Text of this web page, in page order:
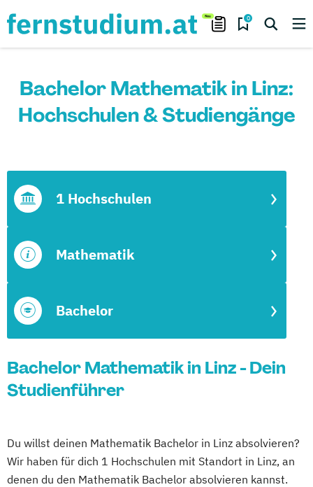
0
Bachelor Mathematik in Linz:
Hochschulen & Studiengänge
Bachelor
Mathematik
1 Hochschulen
Bachelor Mathematik in Linz - Dein
Studienführer
Du willst deinen Mathematik Bachelor in Linz absolvieren?
Wir haben für dich 1 Hochschulen mit Standort in Linz, an
denen du den Mathematik Bachelor absolvieren kannst.